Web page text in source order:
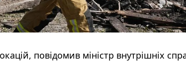
повідомив міністр внутрішніх